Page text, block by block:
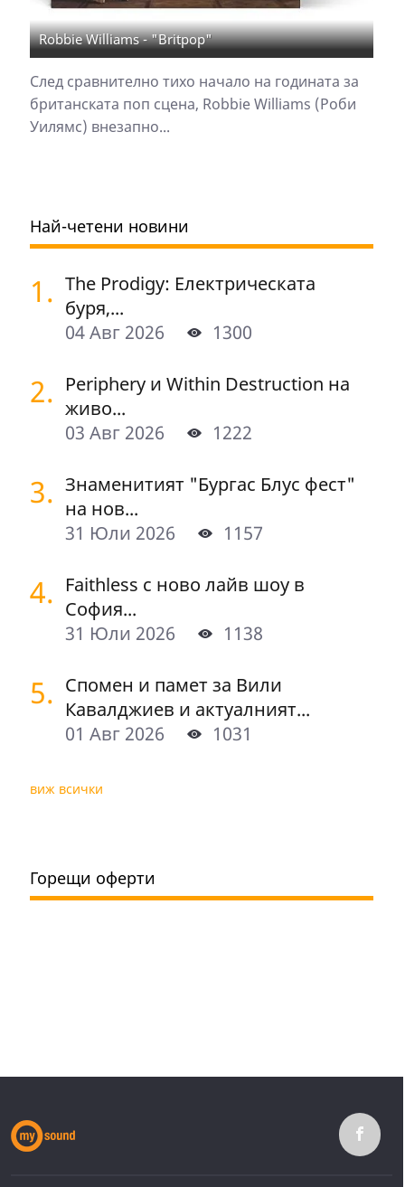
Robbie Williams - "Britpop"
След сравнително тихо начало на годината за
британската поп сцена, Robbie Williams (Роби
Уилямс) внезапно...
Най-четени новини
1. The Prodigy: Електрическата
буря,...
04 Авг 2026
1300
2. Periphery и Within Destruction на
живо...
03 Авг 2026
1222
3. Знаменитият "Бургас Блус фест"
на нов...
31 Юли 2026
1157
4. Faithless с ново лайв шоу в
София...
31 Юли 2026
1138
5. Спомен и памет за Вили
Кавалджиев и актуалният...
01 Авг 2026
1031
виж всички
Горещи оферти